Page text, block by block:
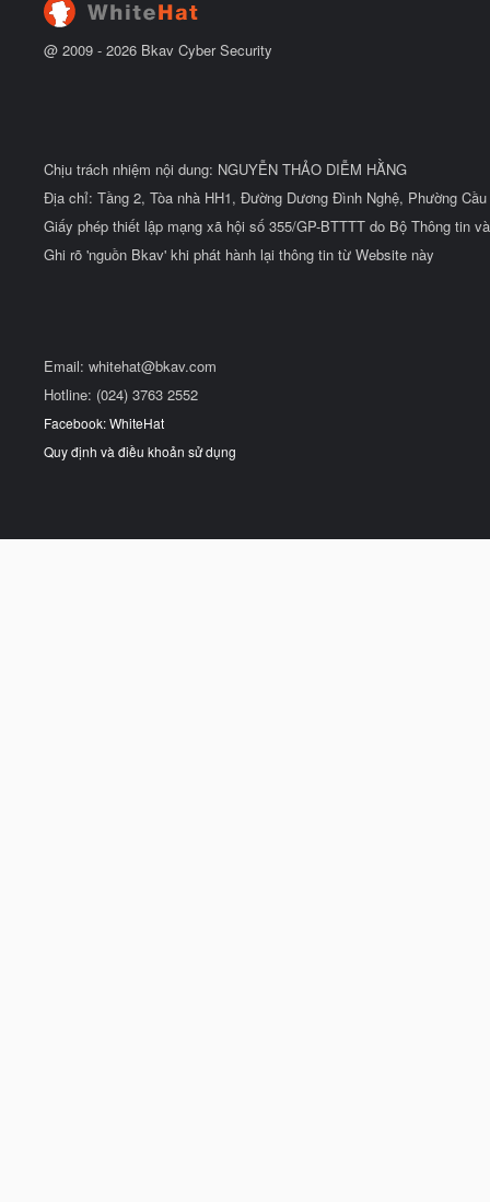
@ 2009 - 2026 Bkav Cyber Security
Chịu trách nhiệm nội dung: NGUYỄN THẢO DIỄM HẰNG
Địa chỉ: Tầng 2, Tòa nhà HH1, Đường Dương Đình Nghệ, Phường
Giấy phép thiết lập mạng xã hội số 355/GP-BTTTT do Bộ Thông tin
Ghi rõ 'nguồn Bkav' khi phát hành lại thông tin từ Website này
Email: whitehat@bkav.com
Hotline: (024) 3763 2552
Facebook: WhiteHat
Quy định và điều khoản sử dụng